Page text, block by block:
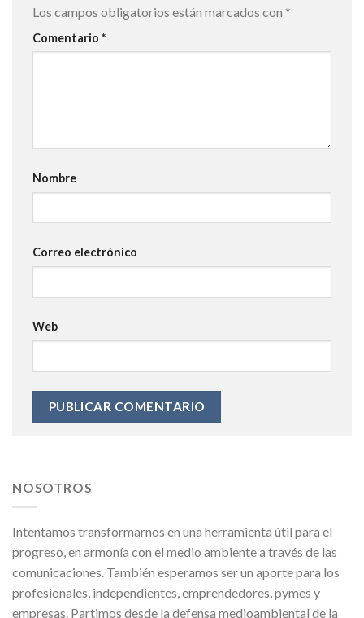
Los campos obligatorios están marcados con *
Comentario *
Nombre
Correo electrónico
Web
NOSOTROS
Intentamos transformarnos en una herramienta útil para el
progreso, en armonía con el medio ambiente a través de las
comunicaciones. También esperamos ser un aporte para los
profesionales, independientes, emprendedores, pymes y
empresas. Partimos desde la defensa medioambiental de la